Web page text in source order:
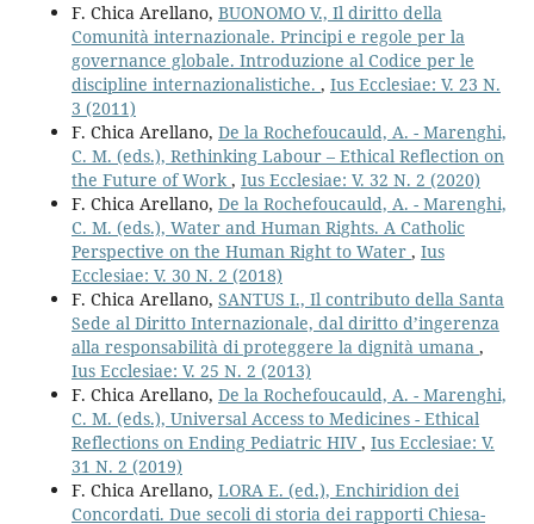
F. Chica Arellano, BUONOMO V., Il diritto della
Comunità internazionale. Principi e regole per la
governance globale. Introduzione al Codice per le
discipline internazionalistiche. , Ius Ecclesiae: V. 23 N.
3 (2011)
F. Chica Arellano, De la Rochefoucauld, A. - Marenghi,
C. M. (eds.), Rethinking Labour – Ethical Reflection on
the Future of Work , Ius Ecclesiae: V. 32 N. 2 (2020)
F. Chica Arellano, De la Rochefoucauld, A. - Marenghi,
C. M. (eds.), Water and Human Rights. A Catholic
Perspective on the Human Right to Water , Ius
Ecclesiae: V. 30 N. 2 (2018)
F. Chica Arellano, SANTUS I., Il contributo della Santa
Sede al Diritto Internazionale, dal diritto d’ingerenza
alla responsabilità di proteggere la dignità umana ,
Ius Ecclesiae: V. 25 N. 2 (2013)
F. Chica Arellano, De la Rochefoucauld, A. - Marenghi,
C. M. (eds.), Universal Access to Medicines - Ethical
Reflections on Ending Pediatric HIV, Ius Ecclesiae: V.
31 N. 2 (2019)
F. Chica Arellano, LORA E. (ed.), Enchiridion dei
Concordati. Due secoli di storia dei rapporti Chiesa-